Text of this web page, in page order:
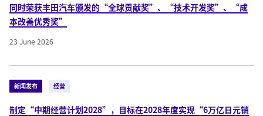
同时荣获丰田汽车颁发的“全球贡献奖”、“技术开发奖”、“成
本改善优秀奖”
23 June 2026
新闻发布 经营
制定“中期经营计划2028”，目标在2028年度实现“6万亿日元销